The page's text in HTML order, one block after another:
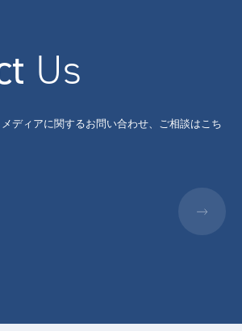
Us
ディアに関するお問い合わせ、ご相談はこち